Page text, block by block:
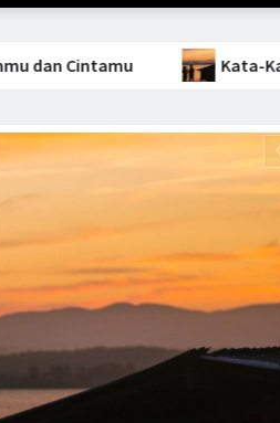
Kata-Kata Sore Hari